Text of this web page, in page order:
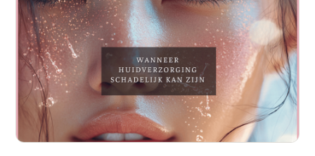
Ingevallen slapen
MIDDEN & MOND
Lippen
Nasolabiale plooi
Marionetlijnen
Juvéderm Volux
Juvéderm Volift
Juvéderm Volbella
Profhilo
Prostrolane
Insuline Zwelling Profiel
Menopauze Veroudering profiel
Stress Cortisol profiel
PCOS Huid profiel
HUIDPROBLEMEN
085 40 13 678